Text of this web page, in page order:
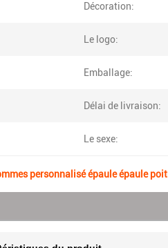
Décoration:
Le logo:
Emballage:
Délai de livraison:
Le sexe:
personnalisé épaule épaule